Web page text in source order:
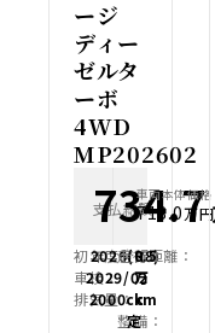
ージ
ディー
ゼルタ
ーボ
4WD
MP202602
支払総額
734.7
車両本体価格
718.0万円
初年度登録：
2026(R8)
車検：
2029/02
排気量：
2000cc
走行距離：
0.5
万
km
整備：
定